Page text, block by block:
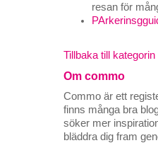
resan för
Tillbaka till
Om commo
Commo är ett
finns många bra
söker mer
bläddra dig fram